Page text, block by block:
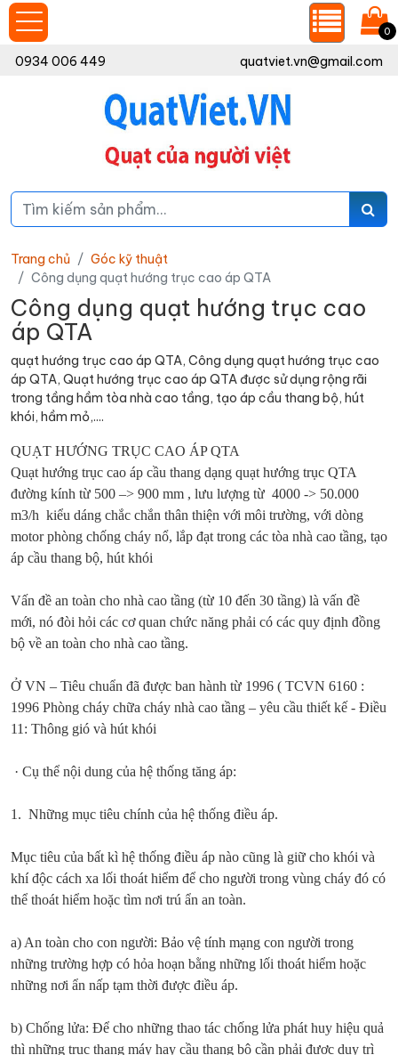
0
0934 006 449 quatviet.vn@gmail.com
Trang chủ
Góc kỹ thuật
Công dụng quạt hướng trục cao áp QTA
Công dụng quạt hướng trục cao
áp QTA
quạt hướng trục cao áp QTA, Công dụng quạt hướng trục cao
áp QTA, Quạt hướng trục cao áp QTA được sử dụng rộng rãi
trong tầng hầm tòa nhà cao tầng, tạo áp cầu thang bộ, hút
khói, hầm mỏ,....
QUẠT HƯỚNG TRỤC CAO ÁP QTA
Quạt hướng trục cao áp cầu thang dạng quạt hướng trục QTA
đường kính từ 500 –> 900 mm , lưu lượng từ 4000 -> 50.000
m3/h kiểu dáng chắc chắn thân thiện với môi trường, với dòng
motor phòng chống cháy nổ, lắp đạt trong các tòa nhà cao tầng, tạo
áp cầu thang bộ, hút khói
Vấn đề an toàn cho nhà cao tầng (từ 10 đến 30 tầng) là vấn đề
mới, nó đòi hỏi các cơ quan chức năng phải có các quy định đồng
bộ về an toàn cho nhà cao tầng.
Ở VN – Tiêu chuẩn đã được ban hành từ 1996 ( TCVN 6160 :
1996 Phòng cháy chữa cháy nhà cao tầng – yêu cầu thiết kế - Điều
11: Thông gió và hút khói
· Cụ thể nội dung của hệ thống tăng áp:
1. Những mục tiêu chính của hệ thống điều áp.
Mục tiêu của bất kì hệ thống điều áp nào cũng là giữ cho khói và
khí độc cách xa lối thoát hiểm để cho người trong vùng cháy đó có
thể thoát hiểm hoặc tìm nơi trú ẩn an toàn.
a) An toàn cho con người: Bảo vệ tính mạng con người trong
những trường hợp có hỏa hoạn bằng những lối thoát hiểm hoặc
những nơi ẩn nấp tạm thời được điều áp.
b) Chống lửa: Để cho những thao tác chống lửa phát huy hiệu quả
thì những trục thang máy hay cầu thang bộ cần phải được duy trì